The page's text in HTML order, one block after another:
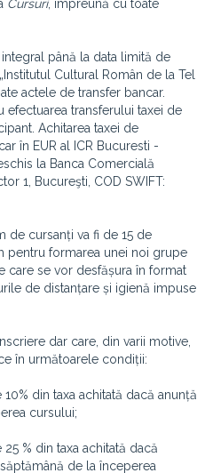
Cursuri, împreună cu toate
până la data limită de
Cultural Român de la Tel
actele de transfer bancar.
transferului taxei de
Achitarea taxei de
în EUR al ICR Bucuresti -
la Banca Comercială
1, Bucureşti, COD SWIFT:
de cursanți va fi de 15 de
pentru formarea unei noi grupe
care se vor desfășura în format
de distanțare și igienă impuse
dar care, din varii motive,
în următoarele condiții:
din taxa achitată dacă anunță
cursului;
% din taxa achitată dacă
de la începerea